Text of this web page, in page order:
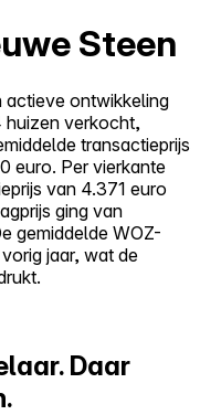
Steen
actieve ontwikkeling
huizen verkocht,
transactieprijs
euro. Per vierkante
van 4.371 euro
ging van
gemiddelde WOZ-
jaar, wat de
Daar